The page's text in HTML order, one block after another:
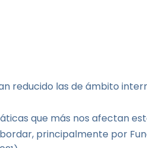
reducido las de ámbito
que más nos afectan
principalmente por